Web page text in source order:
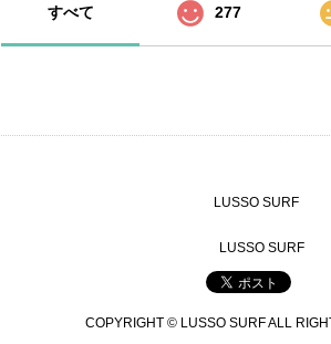
すべて 277
LUSSO SURF
LUSSO SURF
COPYRIGHT © LUSSO SURF ALL